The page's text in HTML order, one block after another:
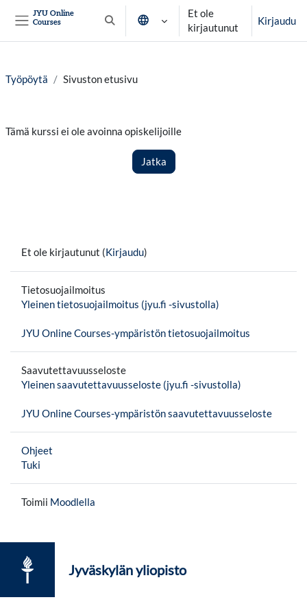
JYU Online
Courses
Vaihda hakusyöttöä
Et ole
kirjautunut
Kirjaudu
Työpöytä Sivuston etusivu
Tämä kurssi ei ole avoinna opiskelijoille
Jatka
Et ole kirjautunut (Kirjaudu)
Tietosuojailmoitus
Yleinen tietosuojailmoitus (jyu.fi -sivustolla)
JYU Online Courses-ympäristön tietosuojailmoitus
Saavutettavuusseloste
Yleinen saavutettavuusseloste (jyu.fi -sivustolla)
JYU Online Courses-ympäristön saavutettavuusseloste
Ohjeet
Tuki
Toimii Moodlella
Jyväskylän yliopisto